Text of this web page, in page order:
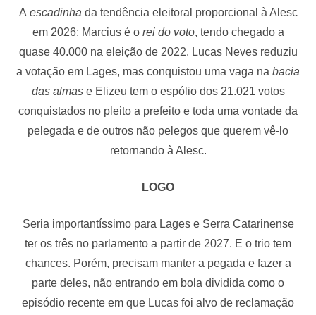
A escadinha da tendência eleitoral proporcional à Alesc
em 2026: Marcius é orei do voto, tendo chegado a
quase 40.000 na eleição de 2022. Lucas Neves reduziu
a votação em Lages, mas conquistou uma vaga na bacia
das almase Elizeu tem o espólio dos 21.021 votos
conquistados no pleito a prefeito e toda uma vontade da
pelegada e de outros não pelegos que querem vê-lo
retornando à Alesc.
LOGO
Seria importantíssimo para Lages e Serra Catarinense
ter os três no parlamento a partir de 2027. E o trio tem
chances. Porém, precisam manter a pegada e fazer a
parte deles, não entrando em bola dividida como o
episódio recente em que Lucas foi alvo de reclamação